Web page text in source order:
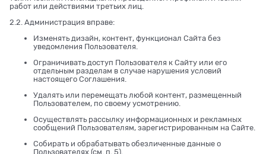
работ или действиями третьих лиц.
2.2. Администрация вправе:
Изменять дизайн, контент, функционал Сайта без
уведомления Пользователя.
Ограничивать доступ Пользователя к Сайту или его
отдельным разделам в случае нарушения условий
настоящего Соглашения.
Удалять или перемещать любой контент, размещенный
Пользователем, по своему усмотрению.
Осуществлять рассылку информационных и рекламных
сообщений Пользователям, зарегистрированным на Сайте.
Собирать и обрабатывать обезличенные данные о
Пользователях (см. п. 5).